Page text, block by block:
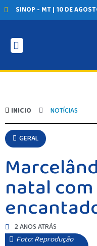
SINOP - MT | 10 DE
INICIO NOTÍCIAS
GERAL
natal
2 ANOS ATRÁS
Foto: Reprodução